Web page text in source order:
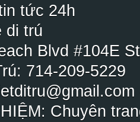
tức 24h
di trú
Blvd #104E
714-209-5229
Chuyên